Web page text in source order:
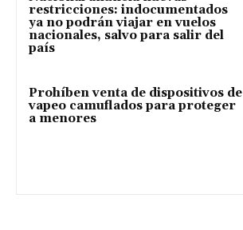
restricciones: indocumentados
ya no podrán viajar en vuelos
nacionales, salvo para salir del
país
Prohíben venta de dispositivos de
vapeo camuflados para proteger
a menores